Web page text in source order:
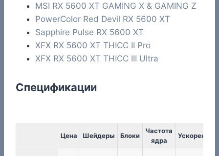
MSI RX 5600 XT GAMING X & GAMING Z
PowerColor Red Devil RX 5600 XT
Sapphire Pulse RX 5600 XT
XFX RX 5600 XT THICC II Pro
XFX RX 5600 XT THICC III Ultra
Спецификации
Цена Шейдеры Блоки
Частота
ядра
Ускорение